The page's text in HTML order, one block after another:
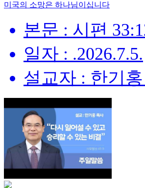
미국의 소망은 하나님이십니다
본문 : 시편
일자 : .2026.7.5.
설교자 : 한기